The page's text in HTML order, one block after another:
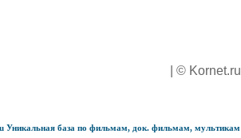
| ©
Уникальная база по фильмам, док. фильмам,